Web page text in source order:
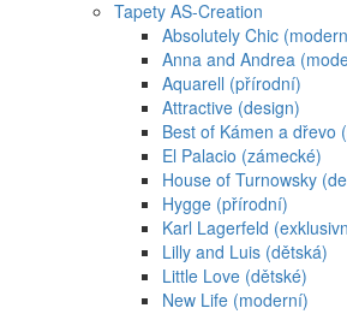
Tapety AS-Creation
Absolutely Chic
Anna and Andrea
Aquarell (přírodní)
Attractive (design)
Best of Kámen a dřevo
El Palacio (zámecké)
House of Turnowsky
Hygge (přírodní)
Karl Lagerfeld
Lilly and Luis (dětská)
Little Love (dětské)
New Life (moderní)